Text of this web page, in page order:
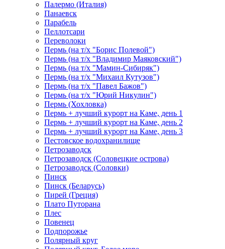
Палермо (Италия)
Панаевск
Парабель
Пеллотсари
Переволоки
Пермь (на т/х "Борис Полевой")
Пермь (на т/х "Владимир Маяковский")
Пермь (на т/х "Мамин-Сибиряк")
Пермь (на т/х "Михаил Кутузов")
Пермь (на т/х "Павел Бажов")
Пермь (на т/х "Юрий Никулин")
Пермь (Хохловка)
Пермь + лучший курорт на Каме, день 1
Пермь + лучший курорт на Каме, день 2
Пермь + лучший курорт на Каме, день 3
Пестовское водохранилище
Петрозаводск
Петрозаводск (Соловецкие острова)
Петрозаводск (Соловки)
Пинск
Пинск (Беларусь)
Пирей (Греция)
Плато Путорана
Плес
Повенец
Подпорожье
Полярный круг